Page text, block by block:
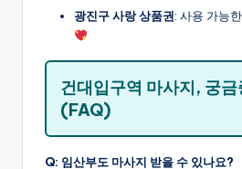
광진구 사랑 상품권: 사용 가능
건대입구역 마사지, 궁금
(FAQ)
Q: 임산부도 마사지 받을 수 있나요?